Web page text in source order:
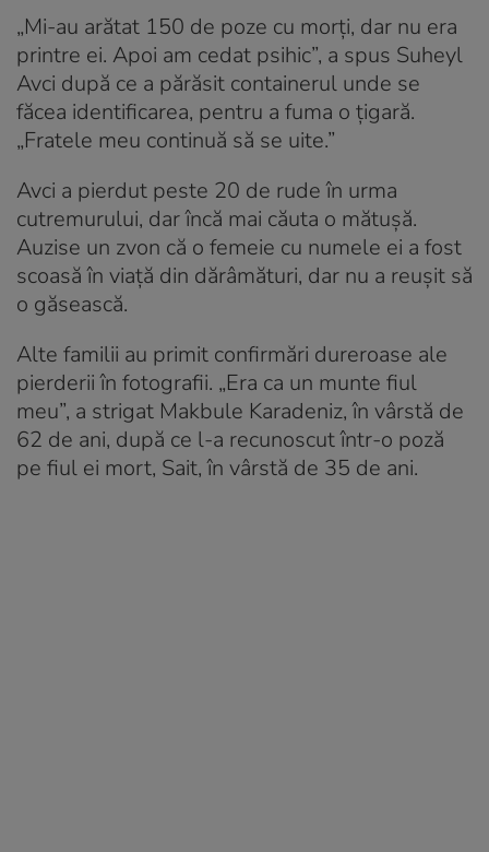
„Mi-au arătat 150 de poze cu morți, dar nu era
printre ei. Apoi am cedat psihic”, a spus Suheyl
Avci după ce a părăsit containerul unde se
făcea identificarea, pentru a fuma o țigară.
„Fratele meu continuă să se uite.”
Avci a pierdut peste 20 de rude în urma
cutremurului, dar încă mai căuta o mătușă.
Auzise un zvon că o femeie cu numele ei a fost
scoasă în viață din dărâmături, dar nu a reușit să
o găsească.
Alte familii au primit confirmări dureroase ale
pierderii în fotografii. „Era ca un munte fiul
meu”, a strigat Makbule Karadeniz, în vârstă de
62 de ani, după ce l-a recunoscut într-o poză
pe fiul ei mort, Sait, în vârstă de 35 de ani.